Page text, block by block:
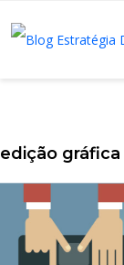
edição gráfica